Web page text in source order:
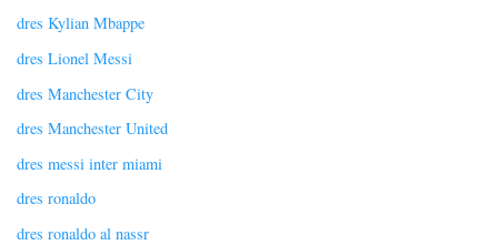
dres Kylian Mbappe
dres Lionel Messi
dres Manchester City
dres Manchester United
dres messi inter miami
dres ronaldo
dres ronaldo al nassr